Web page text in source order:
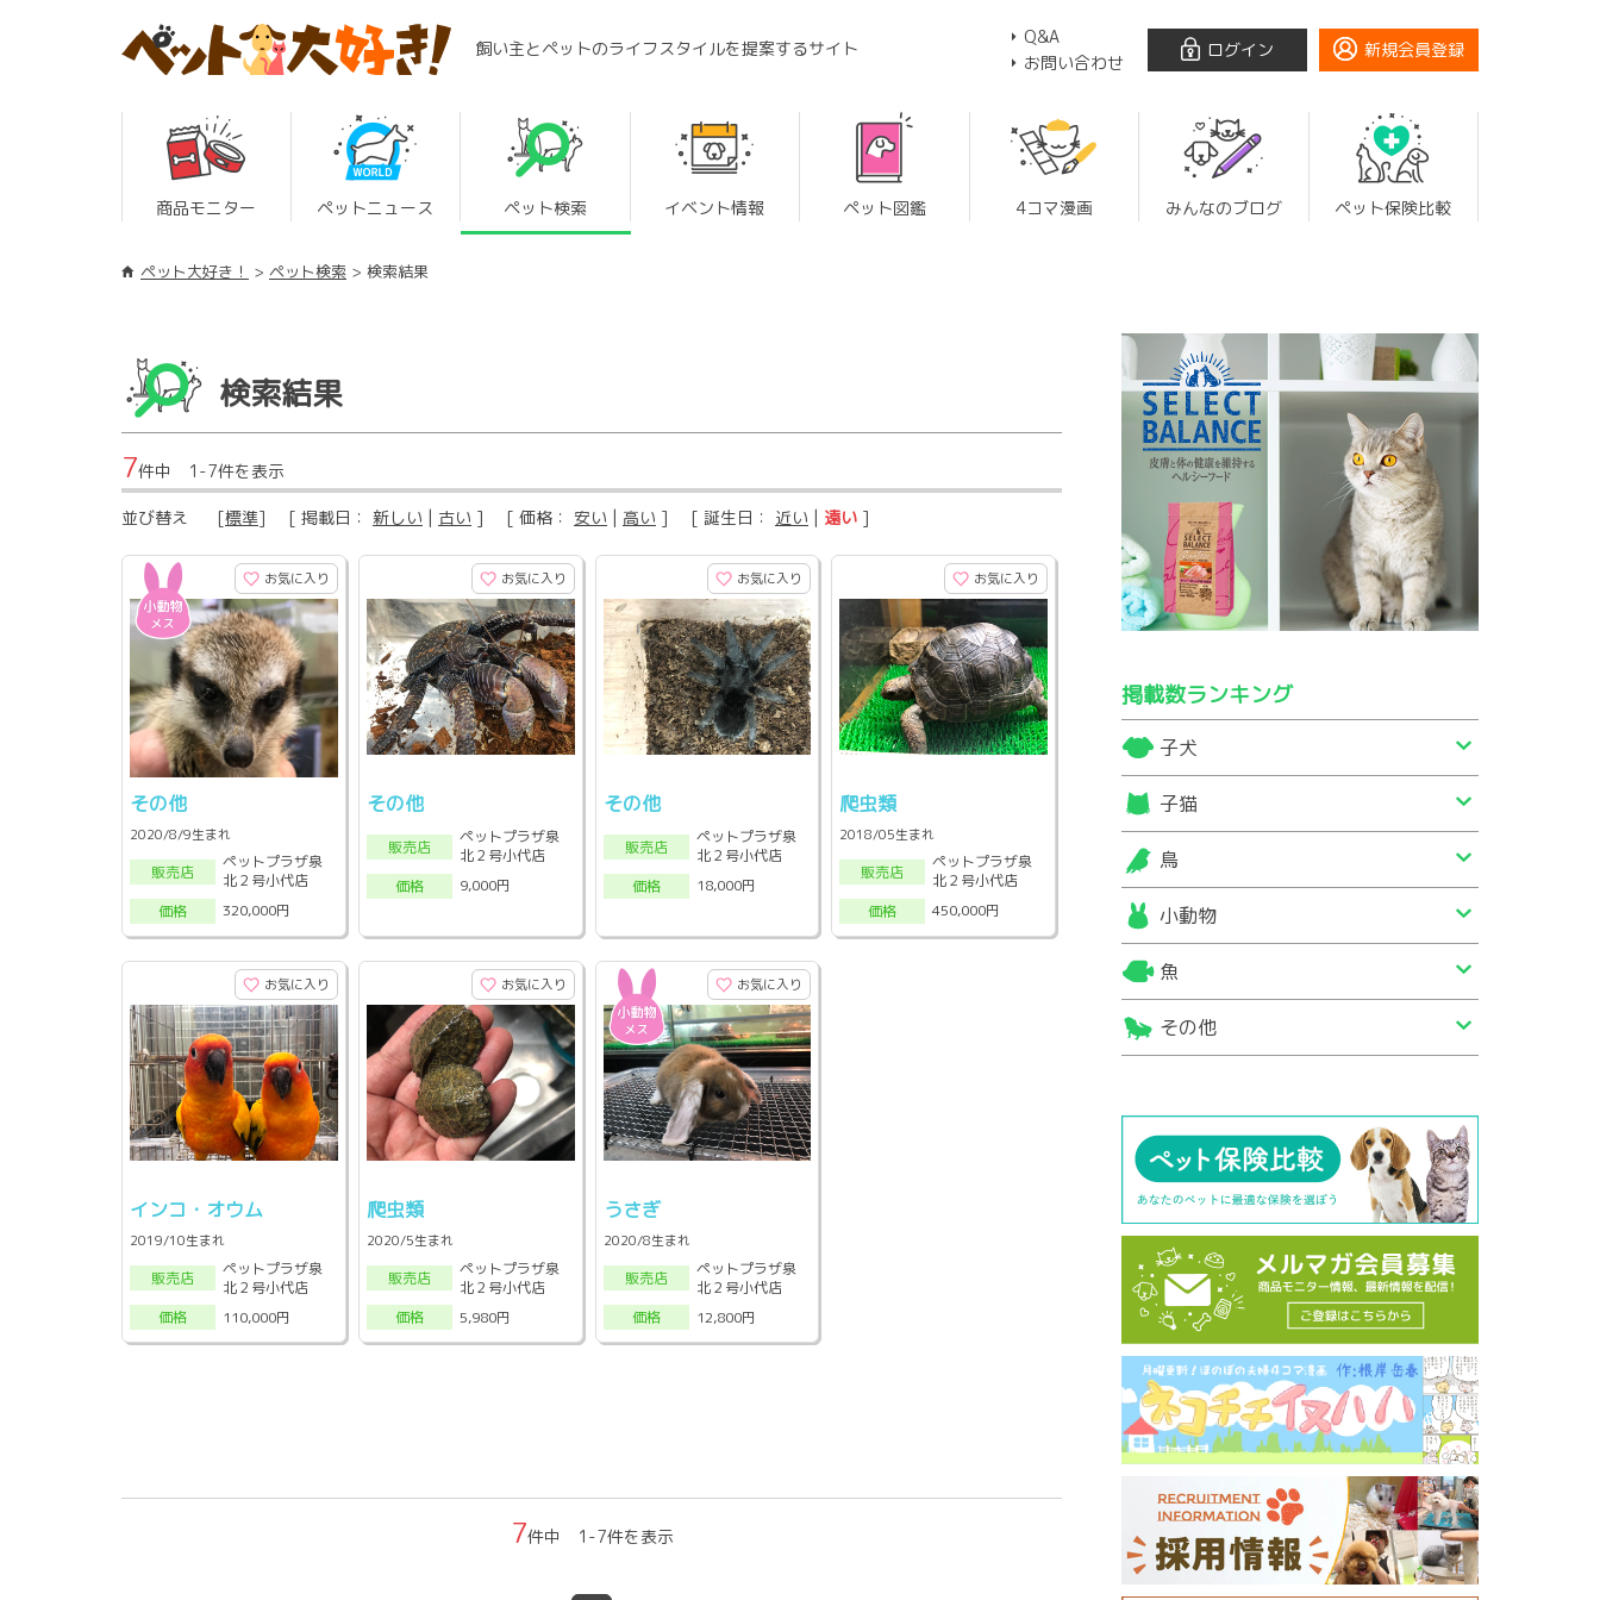
飼い主とペットのライフスタイルを提案するサイト
Q&A
お問い合わせ
ログイン 新規会員登録
商品モニター ペットニュース ペット検索 イベント情報 ペット図鑑 4コマ漫画 みんなのブログ ペット保険比較
ペット大好き！ ペット検索 検索結果
検索結果
7件中 1-7件を表示
並び替え [標準] [ 掲載日： 新しい | 古い ] [ 価格： 安い | 高い ] [ 誕生日： 近い | 遠い ]
お気に入り
その他
2020/8/9生まれ
販売店
ペットプラザ泉
北２号小代店
価格
320,000円
お気に入り
その他
販売店
ペットプラザ泉
北２号小代店
価格
9,000円
お気に入り
その他
販売店
ペットプラザ泉
北２号小代店
価格
18,000円
お気に入り
爬虫類
2018/05生まれ
販売店
ペットプラザ泉
北２号小代店
価格
450,000円
お気に入り
インコ・オウム
2019/10生まれ
販売店
ペットプラザ泉
北２号小代店
価格
110,000円
お気に入り
爬虫類
2020/5生まれ
販売店
ペットプラザ泉
北２号小代店
価格
5,980円
お気に入り
うさぎ
2020/8生まれ
販売店
ペットプラザ泉
北２号小代店
価格
12,800円
7件中 1-7件を表示
掲載数ランキング
子犬
子猫
鳥
小動物
魚
その他